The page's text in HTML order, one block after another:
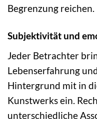
Begrenzung reichen.
Subjektivität und
Jeder Betrachter
Lebenserfahrung
Hintergrund mit in
Kunstwerks ein.
unterschiedliche